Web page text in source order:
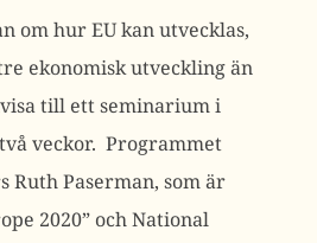
om hur EU kan utvecklas,
ekonomisk utveckling än
till ett seminarium i
veckor. Programmet
Ruth Paserman, som är
2020” och National